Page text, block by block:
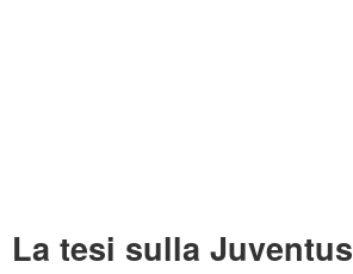
La tesi sulla Juventus